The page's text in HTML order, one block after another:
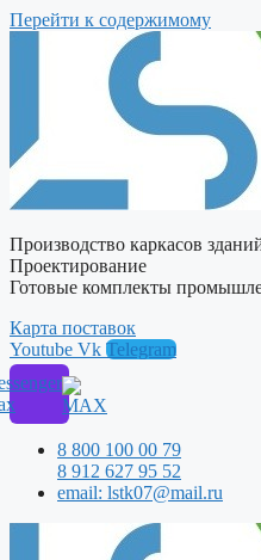
Перейти к содержимому
Производство каркасов
Проектирование
Готовые комплекты
Карта поставок
Youtube Vk Telegram
8 800 100 00 79
8 912 627 95 52
email: lstk07@mail.ru